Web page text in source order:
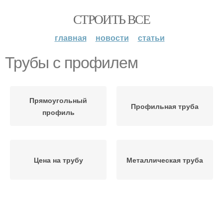
СТРОИТЬ ВСЕ
главная новости статьи
Трубы с профилем
Прямоугольный
профиль
Профильная труба
Цена на трубу Металлическая труба